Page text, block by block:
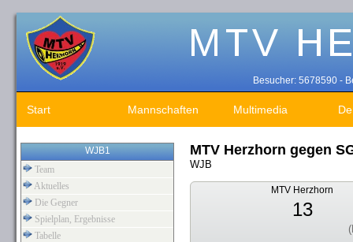
Besucher: 5678590 -
Start Mannschaften Multimedia
WJB1
Team
Aktuelles
Die Gegner
Spielplan, Ergebnisse
Tabelle
MTV Herzhorn gegen
WJB
MTV Herzhorn
13